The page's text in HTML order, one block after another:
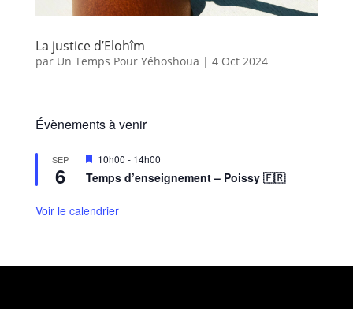
La justice d’Elohîm
par Un Temps Pour Yéhoshoua | 4 Oct 2024
Évènements à venir
SEP
6
M
s
n
10h00 - 14h00
Temps d’enseignement – Poissy 🇫🇷
Voir le calendrier